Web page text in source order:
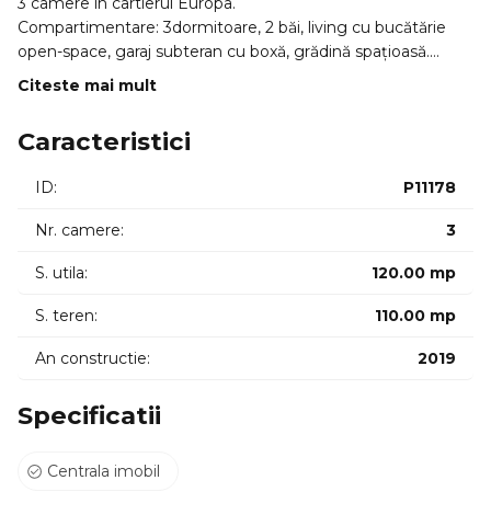
Compartimentare: 3dormitoare, 2 băi, living cu bucătărie
open-space, garaj subteran cu boxă, grădină spațioasă.
Casa este mobilată și utilată, dispune de centrală termică,
1200 Euro negociabil
Citeste mai mult
Caracteristici
ID: P11178
Nr. camere: 3
S. utila: 120.00 mp
S. teren: 110.00 mp
An constructie: 2019
Specificatii
Centrala imobil